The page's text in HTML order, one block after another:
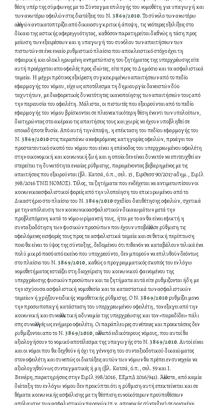
θέση υπέρ της σύμφωνης με το Σύνταγμα επιλογής του νομοθέτη για υπαγωγή και
των ανωτέρω οφειλών στις διατάξεις του Ν.3869/2010. Το σύνολο των ανωτέρω
αλλαγών αντικατοπτρίζει από δικαιοσυγκριτική άποψη, τις νεότερες εξελίξεις στο
δίκαιο της αστικής αφερεγγυότητας, καθόσον παρατηρείται διεθνώς η τάση προς
μείωση των εξαιρέσεων και η υπαγωγή του συνόλου των απαιτήσεων των
πιστωτών σε ένα ενιαίο ρυθμιστικό πλαίσιο που αποκλειστικό στόχο έχει τη
σφαιρική και ολοκληρωμένη ανπμετώπιση τoυ ζητήματος της υπερχρέωσης είτε
αυτή προέρχεται απο οφειλές προς ιδιώτες, είτε προς το Δημόσιο και τα ασφαλιστικά
ταμεία. Η μέχρι πρότινος εξαίρεση συγκεκριμένων απαιτήσεων από το πεδίο
εφαρμογής του νόμου, είχε ως αποτέλεσμα τη δημιουργία δανειστών δύο
ταχυτήτων, με διαφορετικές δυνατότητες ικανοποίησης των απαιτήσεών τους από
την περιουσία του οφειλέτη. Μάλιστα, οι πιστωτές που εξαιρούνται από το πεδίο
εφαρμογής του νόμου βρίσκονται σε πλεονεκτικότερη θέση έναντι των υπολοίπων,
διατηρώντας στο ακέραιο τις απαιτήσεις τους και χωρίς να έχουν υποβληθεί σε
οποιαδήποτε θυσία. Από αυτή την άποψη, η επέκταση του πεδίου εφαρμογής του
Ν.3869/2010στις παραπάνω αναφερόμενες κατηγορίες οφειλών, προάγει τον
προστατευτικό σκοπό του νόμου που είναι η επάνοδος του υπερχρεωμένου οφειλέτη
στην οικονομική και κοινωνική ζωή και η οποία δεν είναι δυνατόν να επιτευχθεί αν
στερείται τη δυνατότητα ενιαίας ρύθμισης, παραμένοντας βεβαρημένος με τις
απαιτήσεις που εξαιρούνται (βλ. Κατσά, ό.π., σελ. 15, ΕιρΘεσσ 90/2017 αδημ., ΕιρΙλ
398/2016 ΤΝΠ ΝΟΜΟΣ). Τέλος, τα ζητήματα που ενδέχεται να αντιμετωπίσουν οι
κοινωνικοασφαλιστικοί φορείς από την υλοποίηση του επικυρωμένου από το
Δικαστήριο στο πλαίσιο του Ν.3869/2010σχεδίου διευθέτησης οφειλών, σχετικά
με την απόλαυση των κοινωνικοασφαλιστικών δικαιωμάτων μετά την
προβλεπόμενη κατά το νόμο ωρίμανσή τους, ήτοι με το αν θα είναι εφικτή η
συνταξιοδότηση των φυσικών προσώπων που έχουν υποβάλλει σε ρύθμιση τις
οφειλόμενες εισφορές τους προς τα ασφαλιστικά ταμεία και σε θετική περίπτωση
ποιο θα είναι το ύψος της σύνταξης, δεδομένου ότι πιθανόν να καταβάλουν τελικά ένα
πολύ μικρό ποσό από εκείνο που υποχρεούντο, δεν μπορούν να επιλυθούν δεόντως
στο πλαίσιο του Ν.3869/2010, καθώς ο προγραμματικός σκοπός του εν λόγω
νομοθετήματος εστιάζει στη διαχείριση του κοινωνικού φαινομένου της
υπερχρέωσης φυσικών προσώπων και τα ζητήματα αυτά είτε ρυθμιζονται ήδη με
την ισχύουσα ασφαλιστική νομοθεσία και τα καταστατικά των ασφαλιστικών
ταμείων ή χρήζουν ειδικής νομοθετικής ρύθμισης. Ο Ν.3869/2010ρυθμίζει μονο
την προσωποπαγή κατάσταση του υπερχρεωμένου οφειλέτη, τον εξαγει από την
κοινωνική και συναλλακτική αδυναμία της υπερχρέωσης και τον «παραδίδει» πάλι
σπς συναλλαγές ως ενήμερο οφειλέτη. Οι παράπλευρες συνέπειες και προεκτάσεις δεν
ρυθμίζονται απο το Ν.3869/2010, αλλά από ειδικότερους νόμους, που αυτοί θα
αξιολογήσουν το νομικό αποτέλεσμα της υπαγωγής στο Ν.3869/2010. Αυτοί είναι
και οι νόμοι που θα δεχθούν ή όχι τη γέννηση του συνταξιοδοτικού δικαιώματος
στον οφειλέτη και συνεπώς οι διατάξεις αυτών των νόμων θα πρέπει εν συνεχεία να
αξιολογηθούν ως συνταγματικές ή μη (βλ. Κατσά, ό.π., σελ. 59 και I.
Βενιέρη,παρατηρήσεις στην ΕιρΙλ 398/2016, ΕΕμπΔ 2016/941). Άλλωστε, από καμία
διάταξη του εν λόγω νόμου δεν προκύπτει ότι η ρύθμιση αυτή επεκτείνεται και σε
θέματα κοινωνικής ασφάλισης με τη θέσπιση ευνοϊκότερων προϋποθέσεων